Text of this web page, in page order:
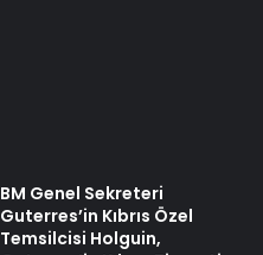
BM Genel Sekreteri
Guterres’in Kıbrıs Özel
Temsilcisi Holguin,